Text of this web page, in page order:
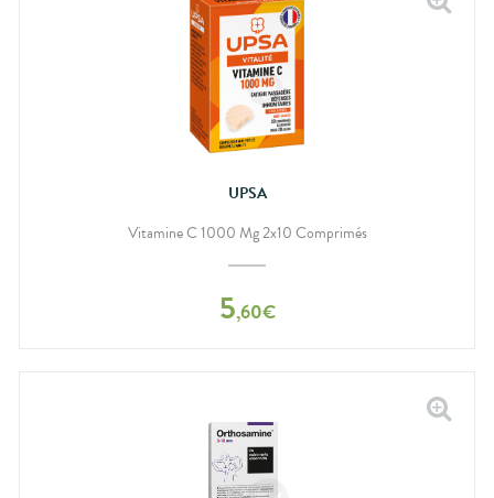
UPSA
Vitamine C 1000 Mg 2x10 Comprimés
5,60€